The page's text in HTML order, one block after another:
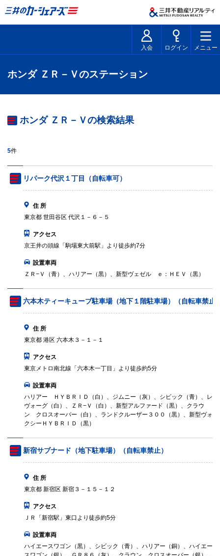
入会 ログイン メニュー
ホンダ ＺＲ－Ｖのステーション
ホンダ ＺＲ－Ｖの検索結果
5件
リパーク代沢１丁目（自転車可）
住 所
東京都 世田谷区 代沢１－６－５
アクセス
京王井の頭線「駒場東大前駅」より徒歩約7分
設置車両
ＺＲ−Ｖ（青）、ハリアー（黒）、新型ヴェゼル ｅ：ＨＥＶ（黒）
六本木ティーキューブ駐車場（地下１階駐車場）（自転車禁止
住 所
東京都 港区 六本木３－１－１
アクセス
東京メトロ南北線「六本木一丁目」より徒歩約5分
設置車両
ハリアー ＨＹＢＲＩＤ（白）、ジムニー（灰）、シビック（青）、レ
ヴォーグ（白）、ＺＲ−Ｖ（白）、新型アルファード（黒）、クラウ
ン クロスオーバー（白）、ランドクルーザー３００（黒）、新型ヴォ
クシーＨＹＢＲＩＤ（黒）
新宿サブナード（地下駐車場）（自転車禁止）
住 所
東京都 新宿区 新宿３－１５－１２
アクセス
ＪＲ「新宿駅」東口より徒歩約5分
設置車両
ハイエースワゴン（黒）、シビック（青）、ハリアー（銅）、ハイエー